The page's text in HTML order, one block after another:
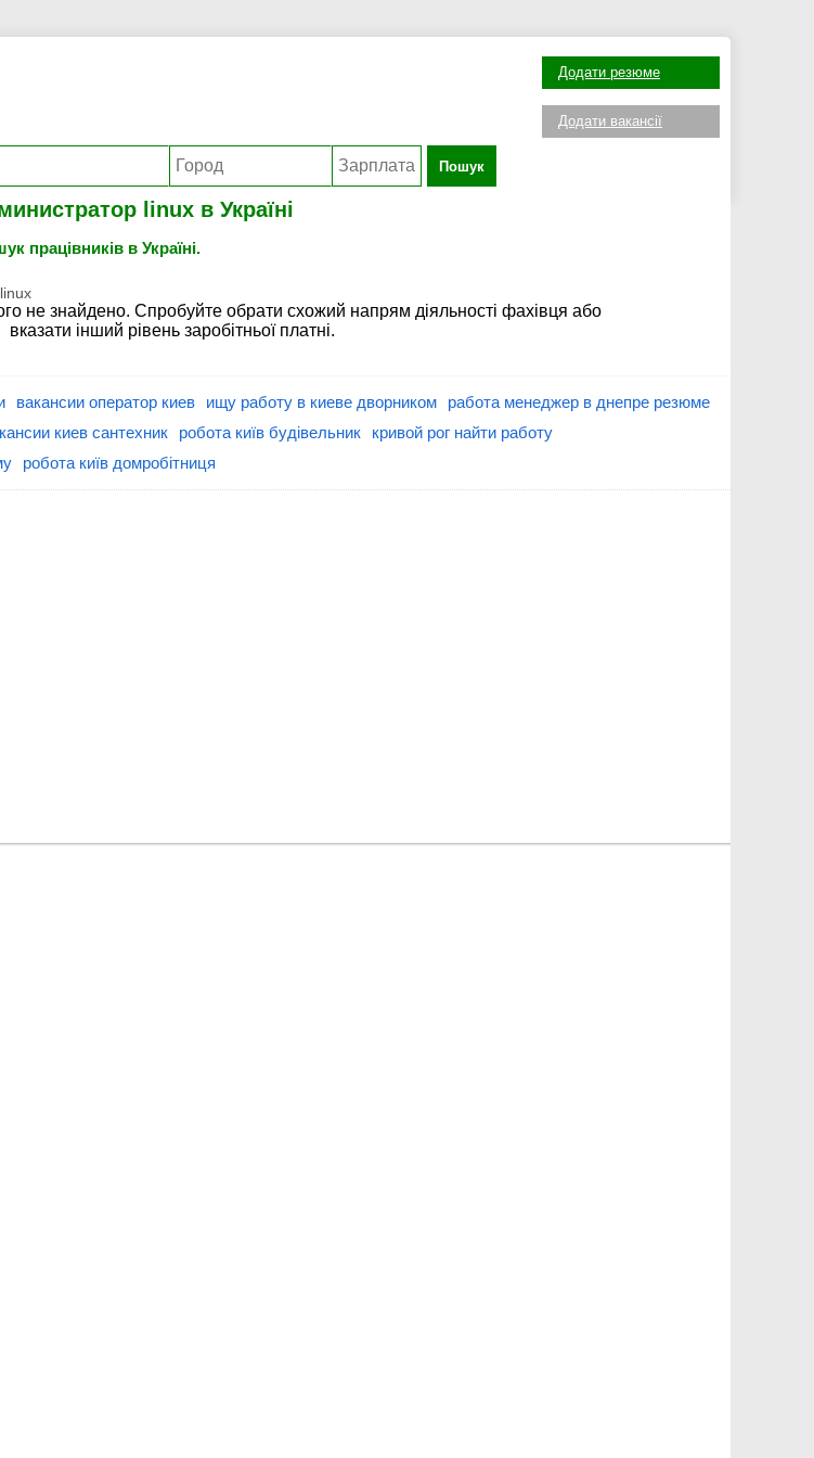
Пошук
Додати резюме
Додати вакансії
linux в Україні
працівників в Україні.
не знайдено. Спробуйте обрати схожий напрям діяльності фахівця або
вказати інший рівень заробітньої платні.
вакансии оператор киев ищу работу в киеве дворником
работа менеджер в днепре резюме
киев сантехник робота київ будівельник
кривой рог найти работу
робота київ домробітниця